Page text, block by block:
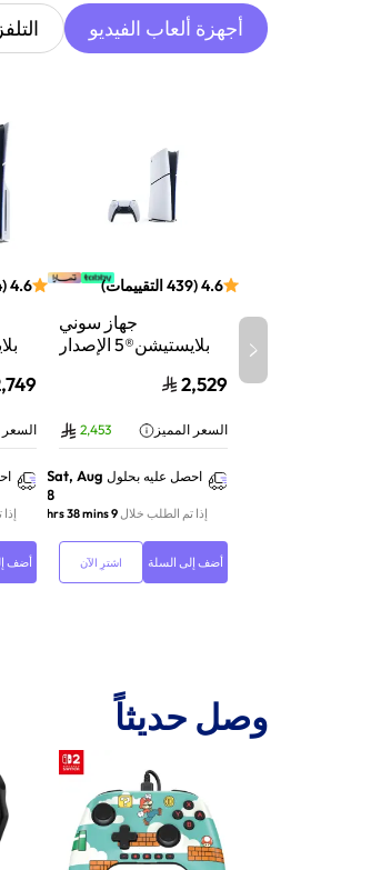
أجهزة ألعاب الفيديو
4.6
(
439التقييمات)
جهاز سوني
بلايستيشن®5 الإصدار
تتبع الأشعة | أبيض |
CFI-2116B01Y
2,529
السعر المميز 2,453
احصل عليه بحلول Sat, Aug
8
إذا تم الطلب خلال9 hrs 38 mins
أضف إلى السلة اشترِ الآن
4.6
(
السعر
أضف
وصل حديثاً